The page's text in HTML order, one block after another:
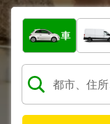
車両の種類
車